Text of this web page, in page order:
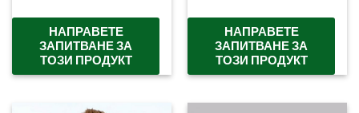
НАПРАВЕТЕ
ЗАПИТВАНЕ ЗА
ТОЗИ ПРОДУКТ
НАПРАВЕТЕ
ЗАПИТВАНЕ ЗА
ТОЗИ ПРОДУКТ